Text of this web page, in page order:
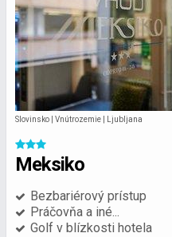
Slovinsko | Vnútrozemie | Ljubljana
Meksiko
Bezbariérový prístup
Práčovňa a iné...
Golf v blízkosti hotela